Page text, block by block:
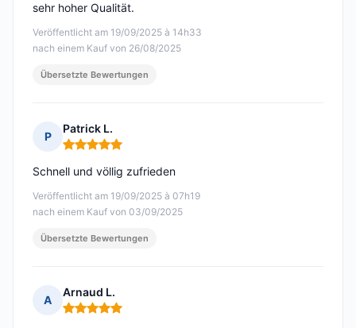
Veröffentlicht am 19/09/2025 à 14h33
nach einem Kauf von 26/08/2025
sehr hoher Qualität.
Übersetzte Bewertungen
P
Patrick L.
Hinweis: 5 von 5
Veröffentlicht am 19/09/2025 à 07h19
nach einem Kauf von 03/09/2025
Schnell und völlig zufrieden
Übersetzte Bewertungen
A
Arnaud L.
Hinweis: 5 von 5